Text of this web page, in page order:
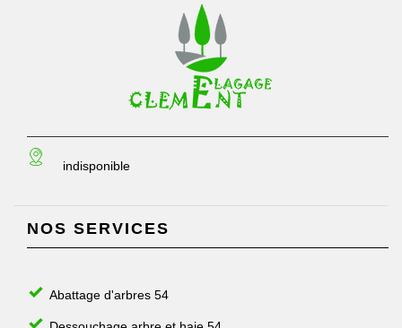
indisponible
NOS SERVICES
Abattage d'arbres 54